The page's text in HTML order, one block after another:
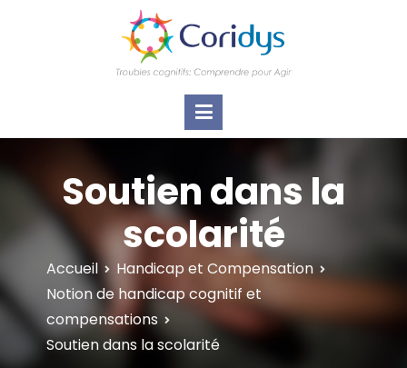
ASSOCIATION CORIDYS – Troubles
CORIDYS, association loi 1901, 4 pôles
d'actions Information Accompagnement
Innovation/E­xpertise Formations autour des
Soutien dans la
scolarité
Accueil
Handicap et Compensation
Notion de handicap cognitif et
compensations
Soutien dans la scolarité